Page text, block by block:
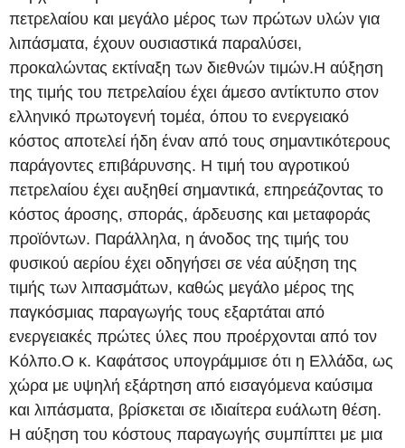
πετρελαίου και μεγάλο μέρος των πρώτων υλών για
λιπάσματα, έχουν ουσιαστικά παραλύσει,
προκαλώντας εκτίναξη των διεθνών τιμών.Η αύξηση
της τιμής του πετρελαίου έχει άμεσο αντίκτυπο στον
ελληνικό πρωτογενή τομέα, όπου το ενεργειακό
κόστος αποτελεί ήδη έναν από τους σημαντικότερους
παράγοντες επιβάρυνσης. Η τιμή του αγροτικού
πετρελαίου έχει αυξηθεί σημαντικά, επηρεάζοντας το
κόστος άροσης, σποράς, άρδευσης και μεταφοράς
προϊόντων. Παράλληλα, η άνοδος της τιμής του
φυσικού αερίου έχει οδηγήσει σε νέα αύξηση της
τιμής των λιπασμάτων, καθώς μεγάλο μέρος της
παγκόσμιας παραγωγής τους εξαρτάται από
ενεργειακές πρώτες ύλες που προέρχονται από τον
Κόλπο.Ο κ. Καφάτσος υπογράμμισε ότι η Ελλάδα, ως
χώρα με υψηλή εξάρτηση από εισαγόμενα καύσιμα
και λιπάσματα, βρίσκεται σε ιδιαίτερα ευάλωτη θέση.
Η αύξηση του κόστους παραγωγής συμπίπτει με μια